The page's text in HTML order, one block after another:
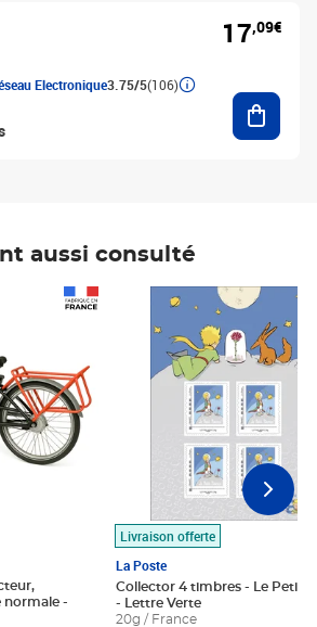
Electronique3.75/5(106)
17,09€
aussi consulté
Livraison offerte
La Poste
Collector 4 timbres - Le Petit
- Lettre Verte
20g / France
Prix 7,50€